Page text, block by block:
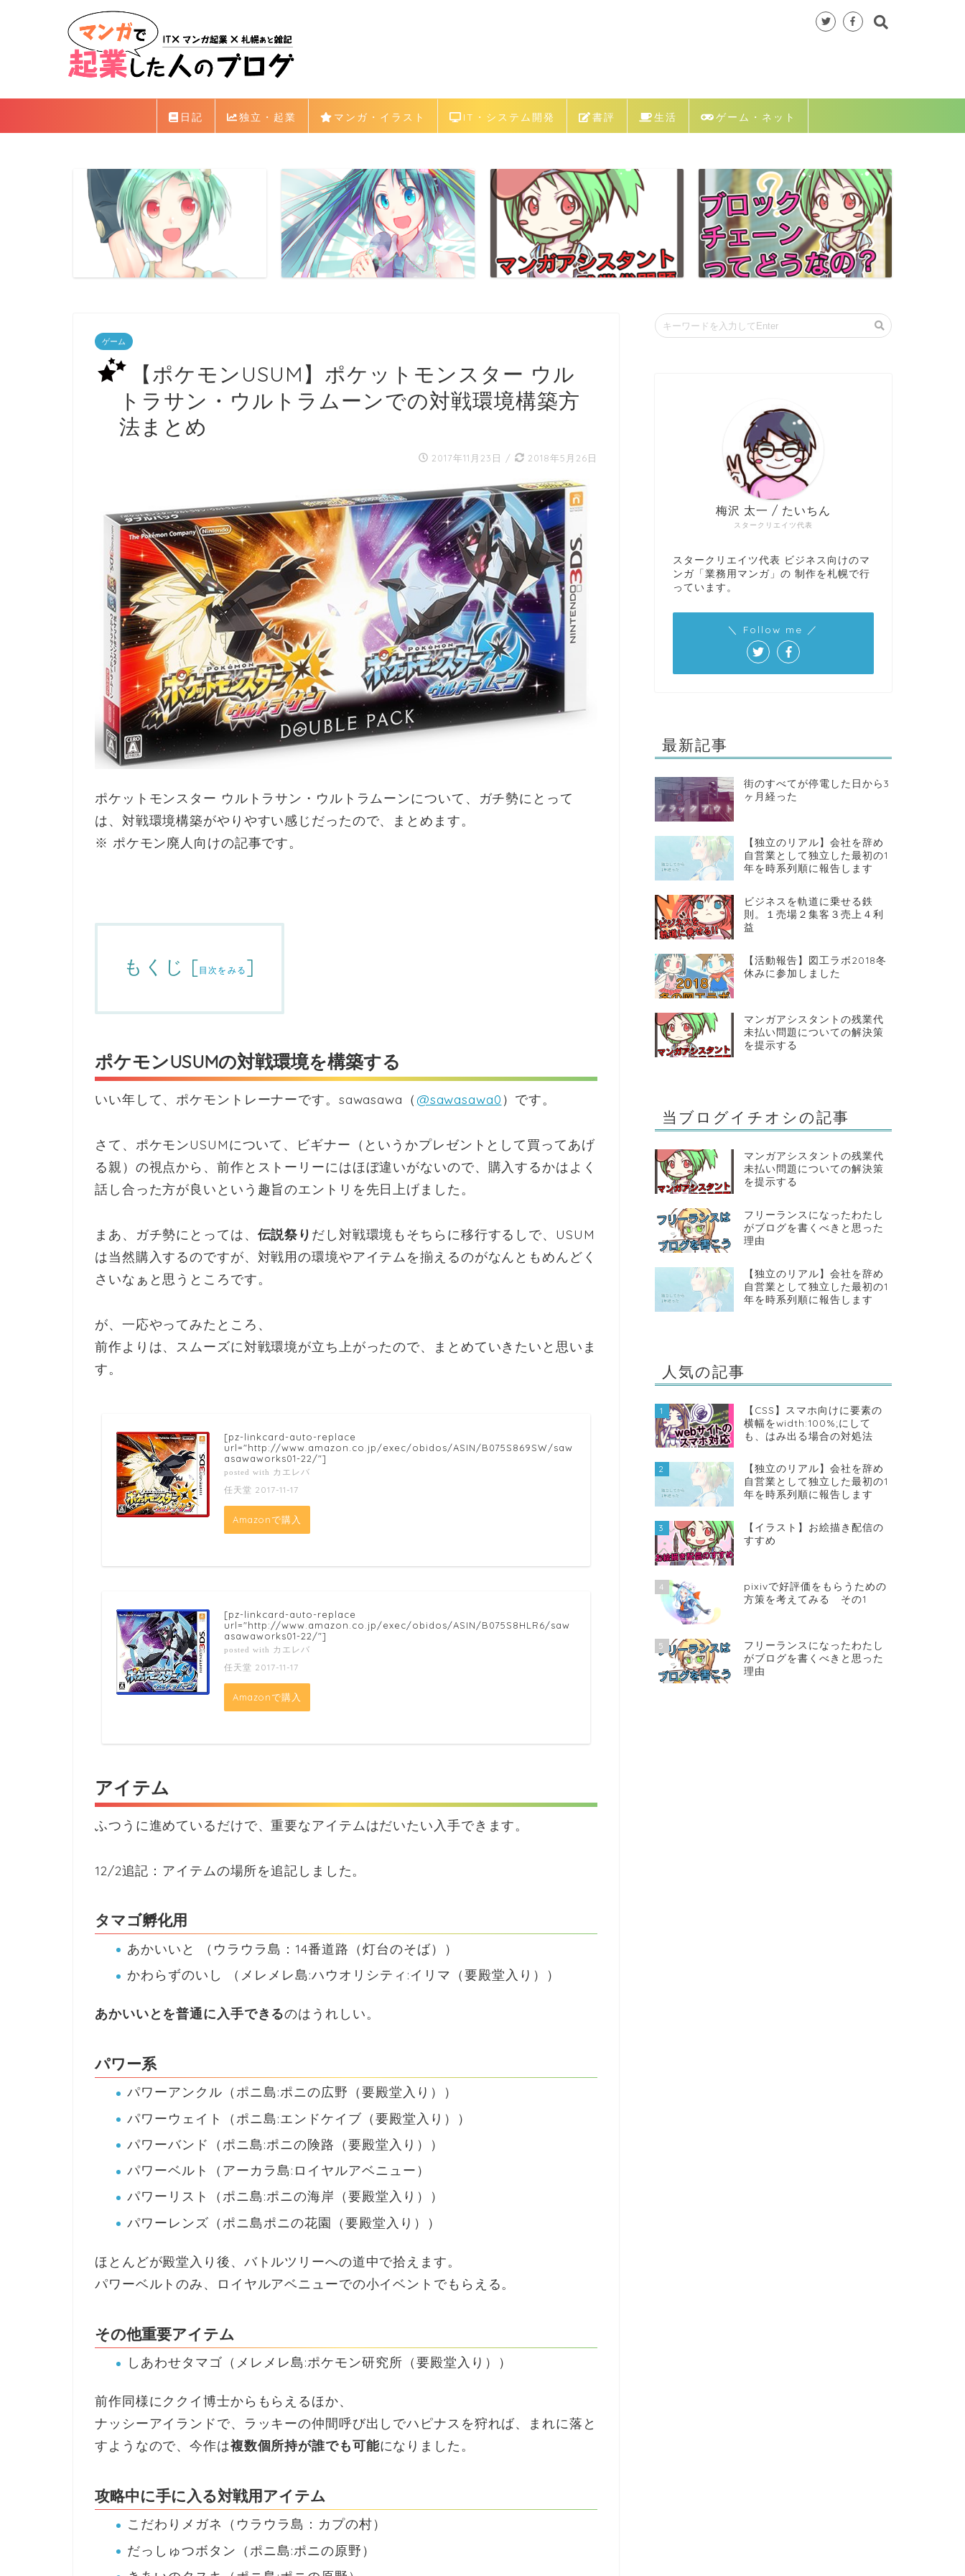
日記 独立・起業 マンガ・イラスト IT・システム開発 書評 生活 ゲーム・ネット
ゲーム
【ポケモンUSUM】ポケットモンスター ウル
トラサン・ウルトラムーンでの対戦環境構築方
法まとめ
2017年11月23日 / 2018年5月26日
ポケットモンスター ウルトラサン・ウルトラムーンについて、ガチ勢にとって
は、対戦環境構築がやりやすい感じだったので、まとめます。
※ ポケモン廃人向けの記事です。
もくじ [目次をみる ]
ポケモンUSUMの対戦環境を構築する
いい年して、ポケモントレーナーです。sawasawa（@sawasawa0 ）です。
さて、ポケモンUSUMについて、ビギナー（というかプレゼントとして買ってあげ
る親）の視点から、前作とストーリーにはほぼ違いがないので、購入するかはよく
話し合った方が良いという趣旨のエントリを先日上げました。
まあ、ガチ勢にとっては、 伝説祭り だし対戦環境もそちらに移行するしで、USUM
は当然購入するのですが、対戦用の環境やアイテムを揃えるのがなんともめんどく
さいなぁと思うところです。
が、一応やってみたところ、
前作よりは、スムーズに対戦環境が立ち上がったので、まとめていきたいと思いま
す。
[pz-linkcard-auto-replace
url="http://www.amazon.co.jp/exec/obidos/ASIN/B075S869SW/saw
asawaworks01-22/"]
posted with カエレバ
任天堂 2017-11-17
Amazonで購入
[pz-linkcard-auto-replace
url="http://www.amazon.co.jp/exec/obidos/ASIN/B075S8HLR6/saw
asawaworks01-22/"]
posted with カエレバ
任天堂 2017-11-17
Amazonで購入
アイテム
ふつうに進めているだけで、重要なアイテムはだいたい入手できます。
12/2追記：アイテムの場所を追記しました。
タマゴ孵化用
あかいいと （ウラウラ島：14番道路（灯台のそば））
かわらずのいし （メレメレ島:ハウオリシティ:イリマ（要殿堂入り））
あかいいとを普通に入手できるのはうれしい。
パワー系
パワーアンクル（ポニ島:ポニの広野（要殿堂入り））
パワーウェイト（ポニ島:エンドケイブ（要殿堂入り））
パワーバンド（ポニ島:ポニの険路（要殿堂入り））
パワーベルト（アーカラ島:ロイヤルアベニュー）
パワーリスト（ポニ島:ポニの海岸（要殿堂入り））
パワーレンズ（ポニ島ポニの花園（要殿堂入り））
ほとんどが殿堂入り後、バトルツリーへの道中で拾えます。
パワーベルトのみ、ロイヤルアベニューでの小イベントでもらえる。
その他重要アイテム
しあわせタマゴ（メレメレ島:ポケモン研究所（要殿堂入り））
前作同様にククイ博士からもらえるほか、
ナッシーアイランドで、ラッキーの仲間呼び出しでハピナスを狩れば、まれに落と
すようなので、今作は複数個所持が誰でも可能になりました。
攻略中に手に入る対戦用アイテム
こだわりメガネ（ウラウラ島：カプの村）
だっしゅつボタン（ポニ島:ポニの原野）
スタークリエイツ代表
梅沢 太一 / たいちん
スタークリエイツ代表 ビジネス向けのマ
ンガ「業務用マンガ」の 制作を札幌で行
っています。
＼ Follow me ／
最新記事
街のすべてが停電した日から3
ヶ月経った
【独立のリアル】会社を辞め
自営業として独立した最初の1
年を時系列順に報告します
ビジネスを軌道に乗せる鉄
則。１売場２集客３売上４利
益
【活動報告】図工ラボ2018冬
休みに参加しました
マンガアシスタントの残業代
未払い問題についての解決策
を提示する
当ブログイチオシの記事
マンガアシスタントの残業代
未払い問題についての解決策
を提示する
フリーランスになったわたし
がブログを書くべきと思った
理由
【独立のリアル】会社を辞め
自営業として独立した最初の1
年を時系列順に報告します
人気の記事
1
【CSS】スマホ向けに要素の
横幅をwidth:100%;にして
も、はみ出る場合の対処法
2
【独立のリアル】会社を辞め
自営業として独立した最初の1
年を時系列順に報告します
3
【イラスト】お絵描き配信の
すすめ
4
pixivで好評価をもらうための
方策を考えてみる その1
5
フリーランスになったわたし
がブログを書くべきと思った
理由